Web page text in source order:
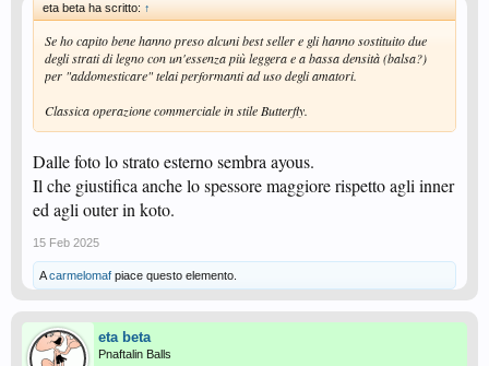
eta beta ha scritto: ↑
Se ho capito bene hanno preso alcuni best seller e gli hanno sostituito due
degli strati di legno con un'essenza più leggera e a bassa densità (balsa?)
per "addomesticare" telai performanti ad uso degli amatori.
Classica operazione commerciale in stile Butterfly.
Dalle foto lo strato esterno sembra ayous.
Il che giustifica anche lo spessore maggiore rispetto agli inner
ed agli outer in koto.
15 Feb 2025
Acarmelomaf piace questo elemento.
eta beta
Pnaftalin Balls